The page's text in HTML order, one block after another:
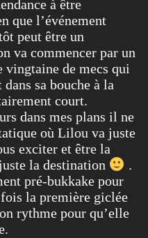
à être
que l’événement
peut être un
va commencer par un
vingtaine de mecs qui
sa bouche à la
court.
dans mes plans il ne
où Lilou va juste
exciter et être la
la destination
.
pré-bukkake pour
la première giclée
rythme pour qu’elle